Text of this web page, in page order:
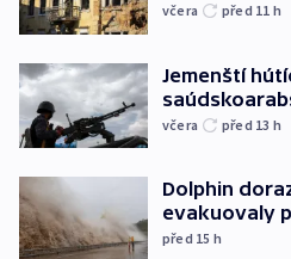
včera před 11 h
Jemenští
včera před 13 h
Dolphin
evakuovaly
před 15 h